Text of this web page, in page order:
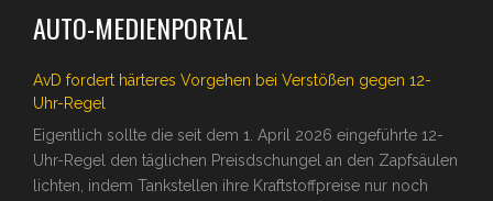
AUTO-MEDIENPORTAL
AvD fordert härteres Vorgehen bei Verstößen gegen 12-
Uhr-Regel
Eigentlich sollte die seit dem 1. April 2026 eingeführte 12-
Uhr-Regel den täglichen Preisdschungel an den Zapfsäulen
lichten, indem Tankstellen ihre Kraftstoffpreise nur noch